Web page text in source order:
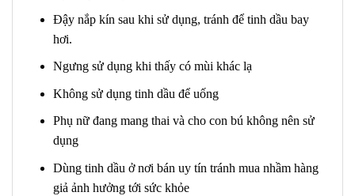
Đậy nắp kín sau khi sử dụng, tránh để tinh dầu bay
hơi.
Ngưng sử dụng khi thấy có mùi khác lạ
Không sử dụng tinh dầu để uống
Phụ nữ đang mang thai và cho con bú không nên sử
dụng
Dùng tinh dầu ở nơi bán uy tín tránh mua nhầm hàng
giả ảnh hưởng tới sức khỏe